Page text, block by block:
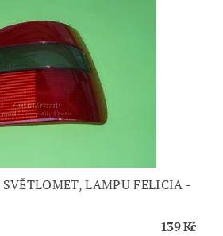
LAMPU FELICIA -
139 Kč